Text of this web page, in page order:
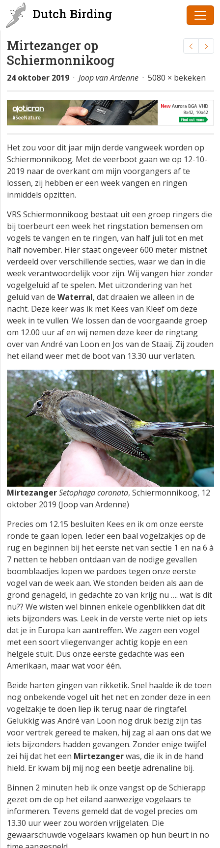
Dutch Birding
Mirtezanger op
Schiermonnikoog
24 oktober 2019 · Joop van Ardenne · 5080 × bekeken
Het zou voor dit jaar mijn derde vangweek worden op
Schiermonnikoog. Met de veerboot gaan we op 12-10-
2019 naar de overkant om mijn voorgangers af te
lossen, zij hebben er een week vangen en ringen
inmiddels opzitten.
VRS Schiermonnikoog bestaat uit een groep ringers die
bij toerbeurt een week het ringstation bemensen om
vogels te vangen en te ringen, van half juli tot en met
half november. Hier staat ongeveer 600 meter mistnet
verdeeld over verschillende secties, waar we dan in die
week verantwoordelijk voor zijn. Wij vangen hier zonder
vogelgeluid af te spelen. Met uitzondering van het
geluid van de Waterral, dat draaien we alleen in de
nacht. Deze keer was ik met Kees van Kleef om deze
week in te vullen. We lossen dan de voorgaande groep
om 12.00 uur af en wij nemen deze keer de ringtang
over van André van Loon en Jos van de Staaij. Zij zouden
het eiland weer met de boot van 13.30 uur verlaten.
MirtezangerSetophaga coronata, Schiermonnikoog, 12
oktober 2019 (Joop van Ardenne)
Precies om 12.15 besluiten Kees en ik om onze eerste
ronde te gaan lopen. Ieder een baal vogelzakjes op de
rug en beginnen bij het eerste net van sectie 1 en na 6 à
7 netten te hebben ontdaan van de nodige gevallen
boomblaadjes lopen we pardoes tegen onze eerste
vogel van de week aan. We stonden beiden als aan de
grond genageld, in gedachte zo van krijg nu …. wat is dit
nu?? We wisten wel binnen enkele ogenblikken dat dit
iets bijzonders was. Leek in de verste verte niet op iets
dat je in Europa kan aantreffen. We zagen een vogel
met een soort vliegenvanger achtig kopje en een
helgele stuit. Dus onze eerste gedachte was een
Amerikaan, maar wat voor één.
Beide harten gingen van rikketik. Snel haalde ik de toen
nog onbekende vogel uit het net en zonder deze in een
vogelzakje te doen liep ik terug naar de ringtafel.
Gelukkig was André van Loon nog druk bezig zijn tas
voor vertrek gereed te maken, hij zag al aan ons dat we
iets bijzonders hadden gevangen. Zonder enige twijfel
zei hij dat het een Mirtezangerwas, die ik in de hand
hield. Er kwam bij mij nog een beetje adrenaline bij.
Binnen 2 minuten heb ik onze vangst op de Schierapp
gezet om de op het eiland aanwezige vogelaars te
informeren. Tevens gemeld dat de vogel precies om
13.30 uur weer zou worden vrijgelaten. Die
gewaarschuwde vogelaars kwamen op hun beurt in no